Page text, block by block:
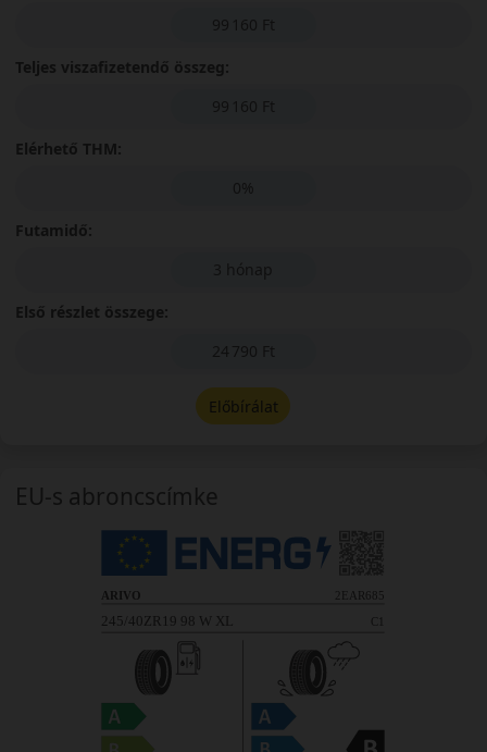
99 160 Ft
Teljes viszafizetendő összeg:
99 160 Ft
Elérhető THM:
0%
Futamidő:
3 hónap
Első részlet összege:
24 790 Ft
Előbírálat
EU-s abroncscímke